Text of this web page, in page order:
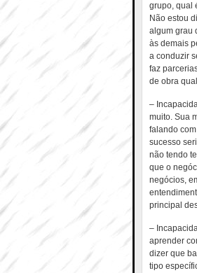
grupo, qual
Não estou
algum grau
às demais
a conduzir
faz
de obra
–
muito. Sua
falando
sucesso
não tendo
que o
negócios,
principal
–
aprender
dizer que
tipo